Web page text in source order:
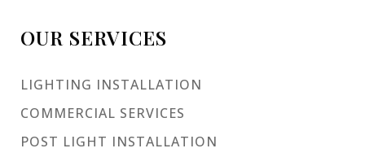
OUR SERVICES
LIGHTING INSTALLATION
COMMERCIAL SERVICES
POST LIGHT INSTALLATION